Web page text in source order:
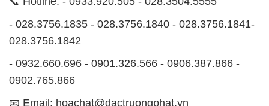
0902.765.866
📧 Email: hoachat@dactruongphat.vn
ĐỊA CHỈ
1229C Quốc lộ 1A, Phường Bình Trị Đông B,